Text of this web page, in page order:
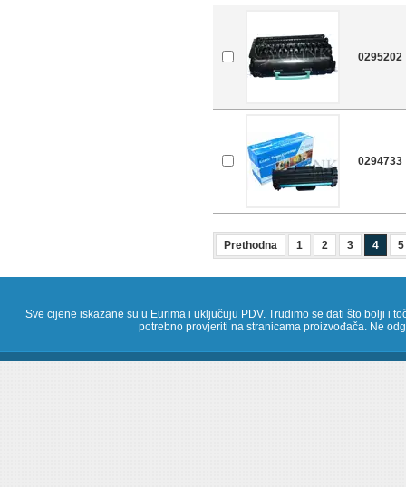
0295202
0294733
Prethodna 1 2 3 4 5
Sve cijene iskazane su u Eurima i uključuju PDV. Trudimo se dati što bolji i
potrebno provjeriti na stranicama proizvođača. Ne